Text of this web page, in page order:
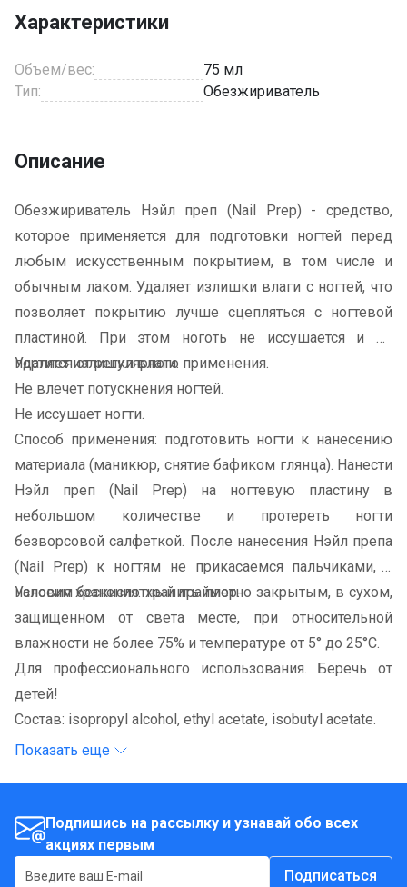
Характеристики
Объем/вес:
75 мл
Тип:
Обезжириватель
Описание
Обезжириватель Нэйл преп (Nail Prep) - средство,
которое применяется для подготовки ногтей перед
любым искусственным покрытием, в том числе и
обычным лаком. Удаляет излишки влаги с ногтей, что
позволяет покрытию лучше сцепляться с ногтевой
пластиной. При этом ноготь не иссушается и не
портится от регулярного применения.
Удаляет излишки влаги.
Не влечет потускнения ногтей.
Не иссушает ногти.
Способ применения: подготовить ногти к нанесению
материала (маникюр, снятие бафиком глянца). Нанести
Нэйл преп (Nail Prep) на ногтевую пластину в
небольшом количестве и протереть ногти
безворсовой салфеткой. После нанесения Нэйл препа
(Nail Prep) к ногтям не прикасаемся пальчиками, а
наносим бескислотный праймер.
Условия хранения: хранить плотно закрытым, в сухом,
защищенном от света месте, при относительной
влажности не более 75% и температуре от 5° до 25°С.
Для профессионального использования. Беречь от
детей!
Состав: isopropyl alcohol, ethyl acetate, isobutyl acetate.
Показать еще
Подпишись на рассылку и узнавай обо всех
акциях первым
Подписаться